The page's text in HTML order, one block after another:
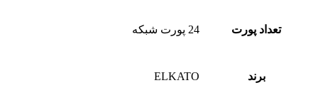
تعداد پورت 24 پورت شبکه
برند ELKATO